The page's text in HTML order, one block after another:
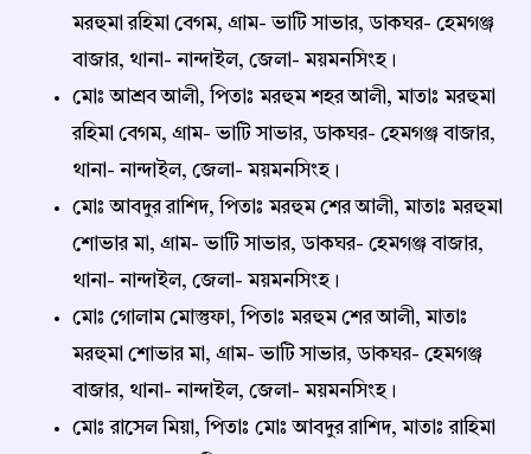
মরহুমা রহিমা বেগম, গ্রাম- ভাটি সাভার, ডাকঘর- হেমগঞ্জ
বাজার, থানা- নান্দাইল, জেলা- ময়মনসিংহ।
মোঃ আশ্রব আলী, পিতাঃ মরহুম শহর আলী, মাতাঃ মরহুমা
রহিমা বেগম, গ্রাম- ভাটি সাভার, ডাকঘর- হেমগঞ্জ বাজার,
থানা- নান্দাইল, জেলা- ময়মনসিংহ।
মোঃ আবদুর রাশিদ, পিতাঃ মরহুম শের আলী, মাতাঃ মরহুমা
শোভার মা, গ্রাম- ভাটি সাভার, ডাকঘর- হেমগঞ্জ বাজার,
থানা- নান্দাইল, জেলা- ময়মনসিংহ।
মোঃ গোলাম মোস্তুফা, পিতাঃ মরহুম শের আলী, মাতাঃ
মরহুমা শোভার মা, গ্রাম- ভাটি সাভার, ডাকঘর- হেমগঞ্জ
বাজার, থানা- নান্দাইল, জেলা- ময়মনসিংহ।
মোঃ রাসেল মিয়া, পিতাঃ মোঃ আবদুর রাশিদ, মাতাঃ রাহিমা